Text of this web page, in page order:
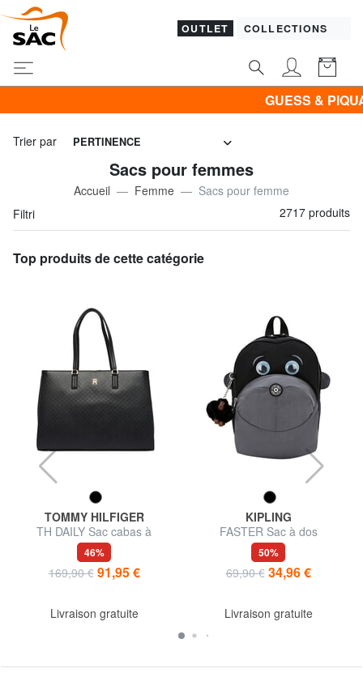
OUTLET COLLECTIONS
GUESS & PIQUADRO -30% | -
Trier par PERTINENCE
Sacs pour femmes
Accueil Femme
Sacs pour femme
Filtri
2717 produits
Top produits de cette catégorie
TOMMY HILFIGER
TH DAILY Sac cabas à
bandoulière
46%
169,90 € 91,95 €
Livraison gratuite
KIPLING
FASTER Sac à dos
50%
69,90 € 34,96 €
Livraison gratuite